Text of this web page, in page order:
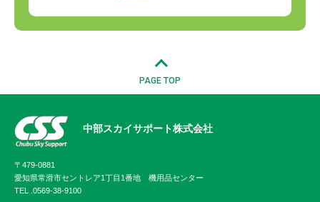
PAGE TOP
中部スカイサポート株式会社
〒479-0881
愛知県常滑市セントレア1丁目1番地 機用品センター
TEL . 0569-38-9100